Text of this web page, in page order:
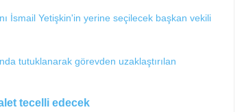
İsmail Yetişkin'in yerine seçilecek başkan vekili
tecelli edecek